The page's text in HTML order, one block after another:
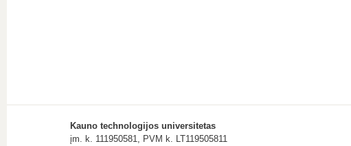
Kauno technologijos universitetas
įm. k. 111950581, PVM k. LT119505811